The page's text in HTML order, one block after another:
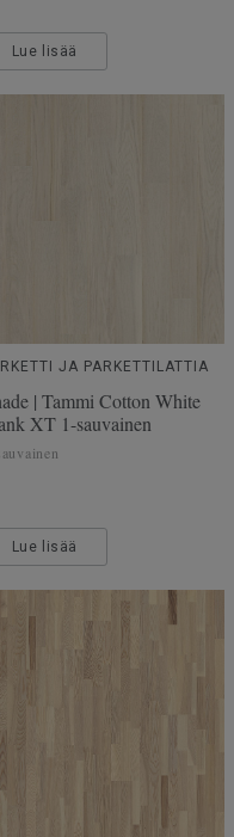
Lue lisää
JA PARKETTILATTIA
| Tammi Cotton White
XT 1-sauvainen
Lue lisää